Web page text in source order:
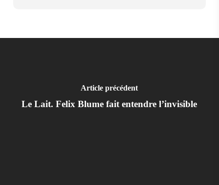
Article précédent
Le Lait. Felix Blume fait entendre l’invisible